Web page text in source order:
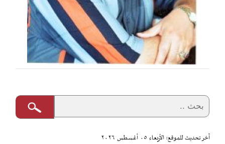
آخر تحديث للموقع: الأربعاء ٠٥ أغسطس ٢٠٢٦